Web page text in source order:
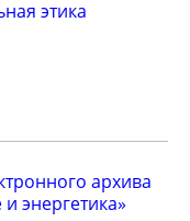
этика
архива
энергетика»